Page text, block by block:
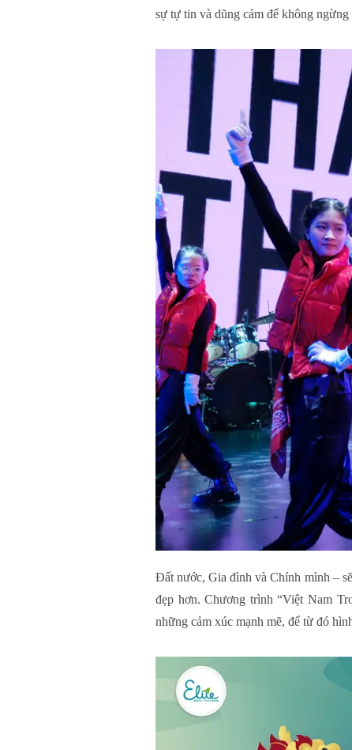
sự tự tin và dũng cảm để không
Đất nước, Gia đình và Chính mình –
đẹp hơn. Chương trình “Việt Nam
những cảm xúc mạnh mẽ, để từ đó